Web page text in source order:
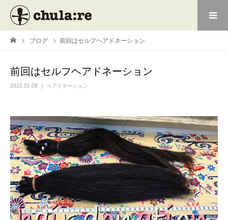
ブログ 前回はセルフヘアドネーション
前回はセルフヘアドネーション
2022.05.08 ヘアドネーション